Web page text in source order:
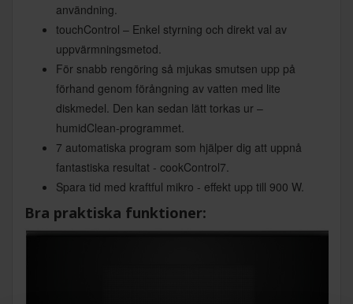
användning.
touchControl – Enkel styrning och direkt val av
uppvärmningsmetod.
För snabb rengöring så mjukas smutsen upp på
förhand genom förångning av vatten med lite
diskmedel. Den kan sedan lätt torkas ur –
humidClean-programmet.
7 automatiska program som hjälper dig att uppnå
fantastiska resultat - cookControl7.
Spara tid med kraftful mikro - effekt upp till 900 W.
Bra praktiska funktioner: